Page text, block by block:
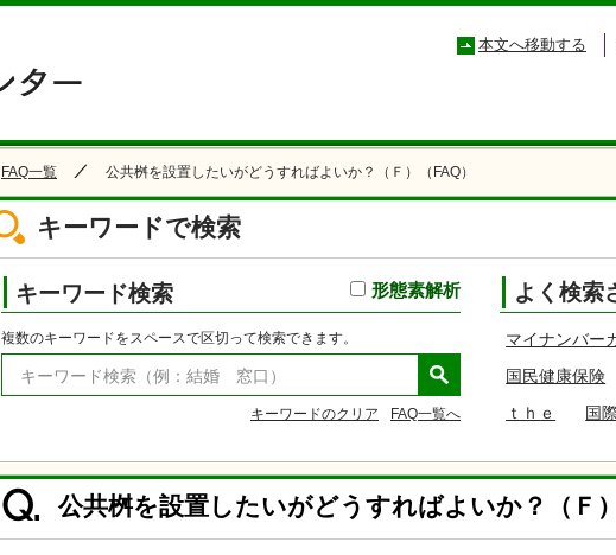
本文へ移動する
FAQ一覧 公共桝を設置したいがどうすればよいか？（Ｆ）（FAQ）
キーワードで検索
キーワード検索 形態素解析
複数のキーワードをスペースで区切って検索できます。
キーワードのクリア FAQ一覧へ
よく検索
マイナンバー
国民健康保険
ｔｈｅ
国
Q. 公共桝を設置したいがどうすればよいか？（Ｆ）